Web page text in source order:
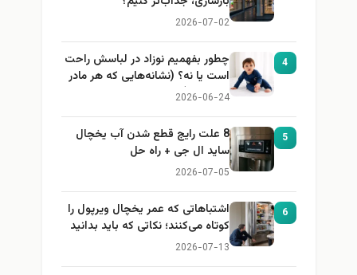
2026-07-02
4
چطور بفهمیم نوزاد در لباسش راحت
است یا نه؟ (نشانه‌هایی که هر مادر
باید بداند)
2026-06-24
5
8 علت رایج قطع شدن آب یخچال
ساید ال جی + راه حل
2026-07-05
6
اشتباهاتی که عمر یخچال ویرپول را
کوتاه می‌کنند؛ نکاتی که باید بدانید
2026-07-13